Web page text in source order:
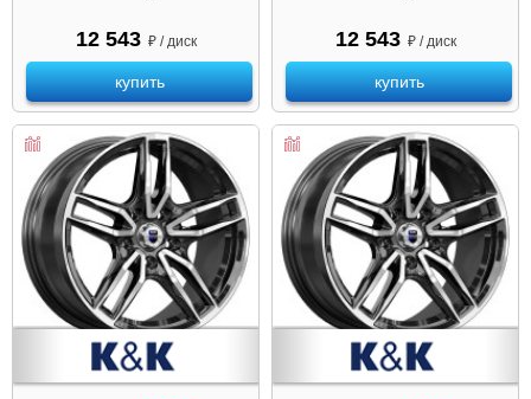
12 543 ₽ / диск
купить
12 543 ₽ / диск
купить